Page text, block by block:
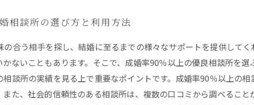
相談所の選び方と利用方法
合う相手を探し、結婚に至るまでの様々なサポートを提供して
ないこともあります。そこで、成婚率90％以上の優良相談所を
相談所の実績を見る上で重要なポイントです。成婚率90％以上の
また、社会的信頼性のある相談所は、複数の口コミから調べるこ